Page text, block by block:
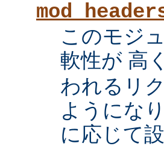
このモジ
軟性が 高
われるリ
ようにな
に応じて